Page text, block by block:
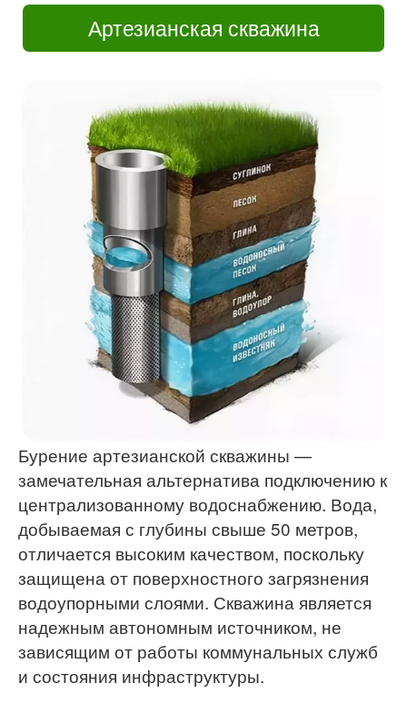
Артезианская скважина
Бурение артезианской скважины —
замечательная альтернатива подключению к
централизованному водоснабжению. Вода,
добываемая с глубины свыше 50 метров,
отличается высоким качеством, поскольку
защищена от поверхностного загрязнения
водоупорными слоями. Скважина является
надежным автономным источником, не
зависящим от работы коммунальных служб
и состояния инфраструктуры.